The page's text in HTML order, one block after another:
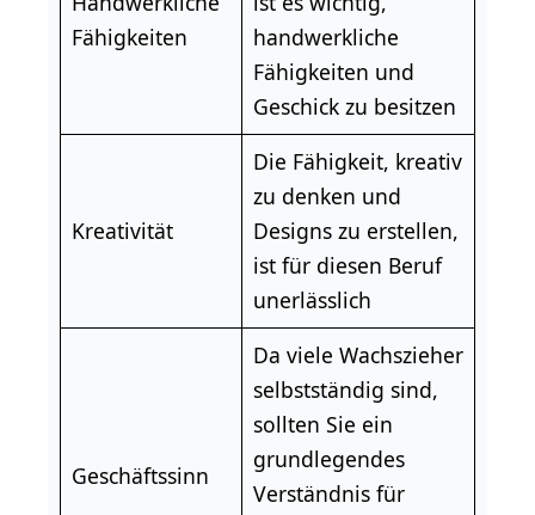
Fähigkeiten
handwerkliche
Fähigkeiten und
Geschick zu besitzen
Kreativität
Die Fähigkeit, kreativ
zu denken und
Designs zu erstellen,
ist für diesen Beruf
unerlässlich
Geschäftssinn
Da viele Wachszieher
selbstständig sind,
sollten Sie ein
grundlegendes
Verständnis für